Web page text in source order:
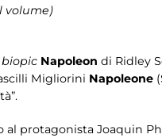
volume)
biopic Napoleon di Ridley
Migliorini Napoleone
protagonista Joaquin